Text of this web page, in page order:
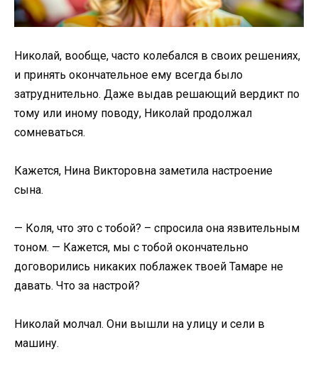
Николай, вообще, часто колебался в своих решениях,
и принять окончательное ему всегда было
затруднительно. Даже выдав решающий вердикт по
тому или иному поводу, Николай продолжал
сомневаться.
Кажется, Нина Викторовна заметила настроение
сына.
— Коля, что это с тобой? – спросила она язвительным
тоном. — Кажется, мы с тобой окончательно
договорились никаких поблажек твоей Тамаре не
давать. Что за настрой?
Николай молчал. Они вышли на улицу и сели в
машину.